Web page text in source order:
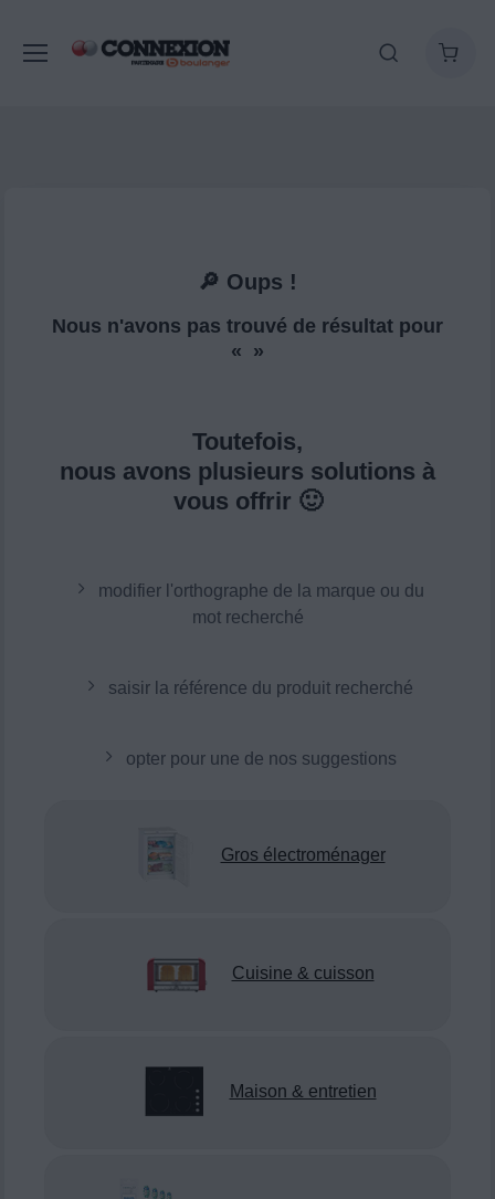
🔎 Oups !
Nous n'avons pas trouvé de résultat pour
« »
Toutefois,
nous avons plusieurs solutions à
vous offrir 🙂
modifier l'orthographe de la marque ou du
mot recherché
saisir la référence du produit recherché
opter pour une de nos suggestions
Gros électroménager
Cuisine & cuisson
Maison & entretien